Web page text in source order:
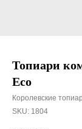
Топиари
Eco
Королевские
SKU: 1804